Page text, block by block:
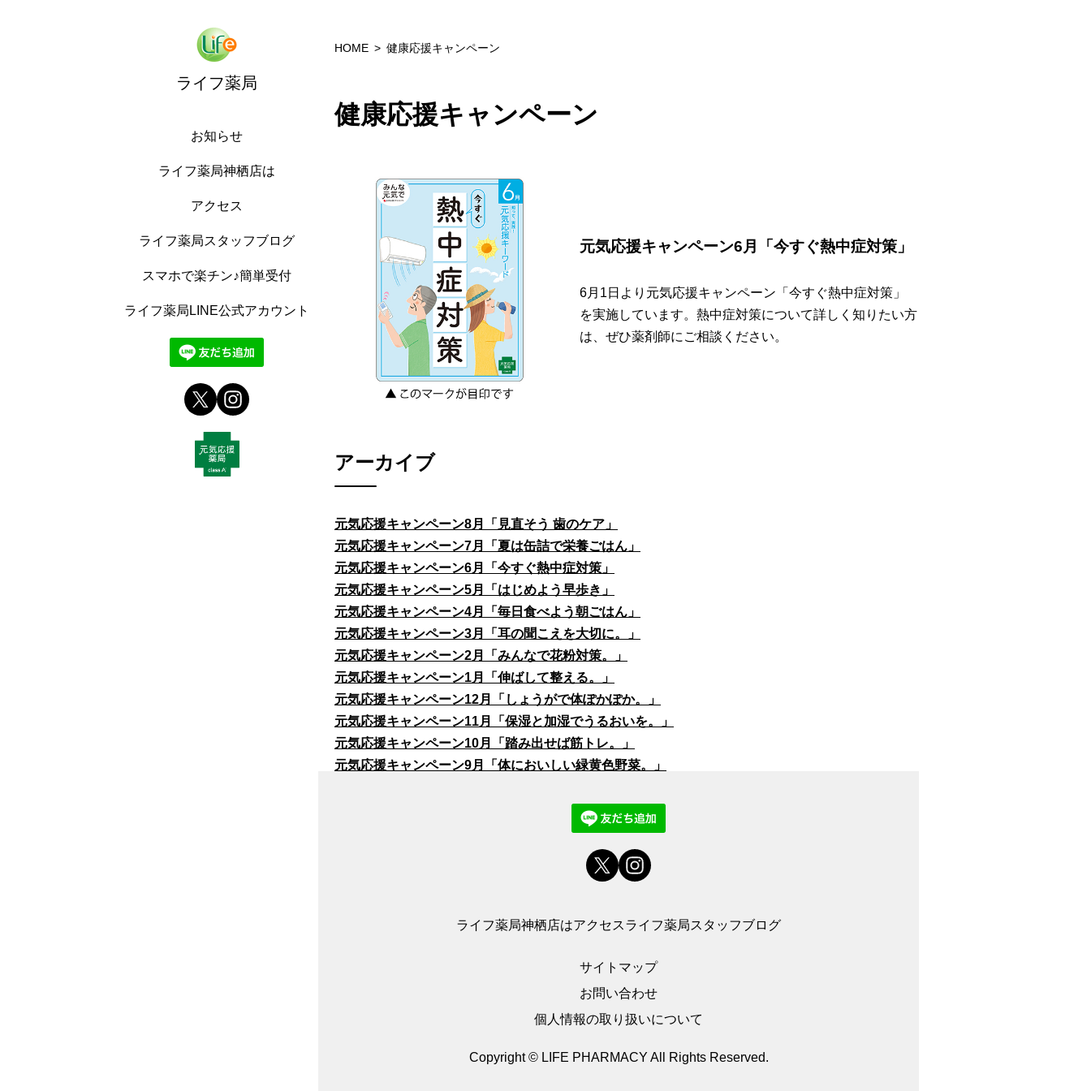
ライフ薬局
お知らせ
ライフ薬局神栖店は
アクセス
ライフ薬局スタッフブログ
スマホで楽チン♪簡単受付
ライフ薬局LINE公式アカウント
HOME 健康応援キャンペーン
健康応援キャンペーン
元気応援キャンペーン6月「今すぐ熱中症対策」
6月1日より元気応援キャンペーン「今すぐ熱中症対策」
を実施しています。熱中症対策について詳しく知りたい方
は、ぜひ薬剤師にご相談ください。
アーカイブ
元気応援キャンペーン8月「見直そう 歯のケア」
元気応援キャンペーン7月「夏は缶詰で栄養ごはん」
元気応援キャンペーン6月「今すぐ熱中症対策」
元気応援キャンペーン5月「はじめよう早歩き」
元気応援キャンペーン4月「毎日食べよう朝ごはん」
元気応援キャンペーン3月「耳の聞こえを大切に。」
元気応援キャンペーン2月「みんなで花粉対策。」
元気応援キャンペーン1月「伸ばして整える。」
元気応援キャンペーン12月「しょうがで体ぽかぽか。」
元気応援キャンペーン11月「保湿と加湿でうるおいを。」
元気応援キャンペーン10月「踏み出せば筋トレ。」
元気応援キャンペーン9月「体においしい緑黄色野菜。」
ライフ薬局神栖店はアクセスライフ薬局スタッフブログ
サイトマップ
お問い合わせ
個人情報の取り扱いについて
Copyright © LIFE PHARMACY All Rights Reserved.